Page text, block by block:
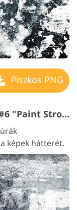
Piszkos PNG
Piszkos fehér és sárga textúra #6 "Paint Strokes"
képek hátterét.